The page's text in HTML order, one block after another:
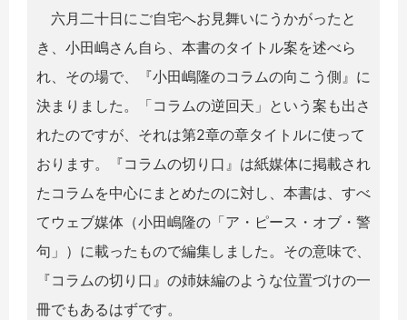
六月二十日にご自宅へお見舞いにうかがったと
き、小田嶋さん自ら、本書のタイトル案を述べら
れ、その場で、『小田嶋隆のコラムの向こう側』に
決まりました。「コラムの逆回天」という案も出さ
れたのですが、それは第2章の章タイトルに使って
おります。『コラムの切り口』は紙媒体に掲載され
たコラムを中心にまとめたのに対し、本書は、すべ
てウェブ媒体（小田嶋隆の「ア・ピース・オブ・警
句」）に載ったもので編集しました。その意味で、
『コラムの切り口』の姉妹編のような位置づけの一
冊でもあるはずです。